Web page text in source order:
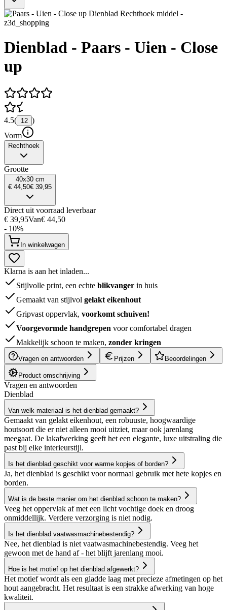
Dienblad - Paars - Uien - Close
up
4.5( 12 )
Vorm
Rechthoek
Grootte
40x30 cm
€ 44,50€ 39,95
Direct uit voorraad leverbaar
€ 39,95Van€ 44,50
- 10%
In winkelwagen
Klarna is aan het inladen...
Stijlvolle print, een echte blikvanger in huis
Gemaakt van stijlvol gelakt eikenhout
Gripvast oppervlak, voorkomt schuiven!
Voorgevormde handgrepen voor comfortabel dragen
Makkelijk schoon te maken, zonder kringen
Vragen en antwoorden Prijzen Beoordelingen
Product omschrijving
Vragen en antwoorden
Dienblad
Van welk materiaal is het dienblad gemaakt?
Gemaakt van gelakt eikenhout, een robuuste, hoogwaardige
houtsoort die er niet alleen mooi uitziet, maar ook jarenlang
meegaat. De lakafwerking geeft het een elegante, luxe uitstraling die
past bij elke interieurstijl.
Is het dienblad geschikt voor warme kopjes of borden?
Ja, het dienblad is geschikt voor normaal gebruik met hete kopjes en
borden.
Wat is de beste manier om het dienblad schoon te maken?
Veeg het oppervlak af met een licht vochtige doek en droog
onmiddellijk. Verdere verzorging is niet nodig.
Is het dienblad vaatwasmachinebestendig?
Nee, het dienblad is niet vaatwasmachinebestendig. Veeg het
gewoon met de hand af - het blijft jarenlang mooi.
Hoe is het motief op het dienblad afgewerkt?
Het motief wordt als een gladde laag met precieze afmetingen op het
hout aangebracht. Het resultaat is een strakke afwerking van hoge
kwaliteit.